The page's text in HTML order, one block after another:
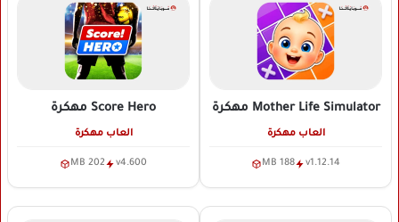
Mother Life Simulator مهكرة
العاب مهكرة
v1.12.14
188 MB
Score Hero مهكرة
العاب مهكرة
v4.600
202 MB